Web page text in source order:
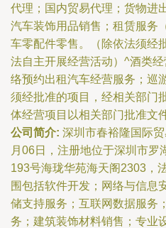
代理；国内贸易代理；货物进
汽车装饰用品销售；租赁服务
车零配件零售。（除依法须经
法自主开展经营活动）^酒类
络预约出租汽车经营服务；巡
须经批准的项目，经相关部门
体经营项目以相关部门批准文
公司简介: 深圳市春裕隆国际
月06日，注册地位于深圳市罗
193号海珑华苑海天阁2303，
围包括软件开发；网络与信息
储支持服务；互联网数据服务
务；建筑装饰材料销售；专业